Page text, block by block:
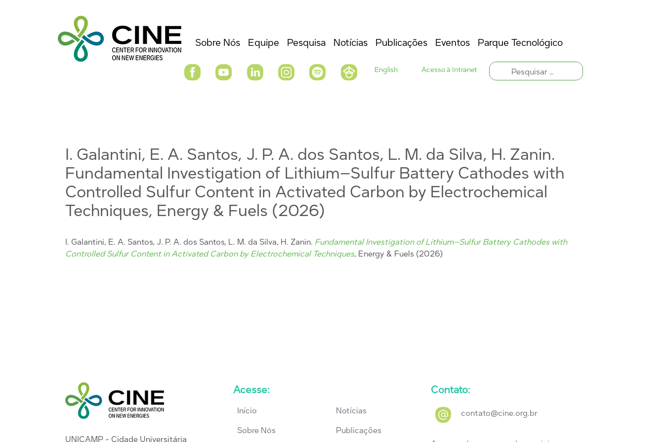
Sobre Nós Equipe Pesquisa Notícias Publicações Eventos Parque Tecnológico
English Acesso à Intranet
I. Galantini, E. A. Santos, J. P. A. dos Santos, L. M. da Silva, H. Zanin.
Fundamental Investigation of Lithium–Sulfur Battery Cathodes with
Controlled Sulfur Content in Activated Carbon by Electrochemical
Techniques, Energy & Fuels (2026)
I. Galantini, E. A. Santos, J. P. A. dos Santos, L. M. da Silva, H. Zanin. Fundamental Investigation of Lithium–Sulfur Battery Cathodes with
Controlled Sulfur Content in Activated Carbon by Electrochemical Techniques, Energy & Fuels (2026)
UNICAMP - Cidade Universitária
Acesse:
Início
Sobre Nós
Notícias
Publicações
Contato:
contato@cine.org.br